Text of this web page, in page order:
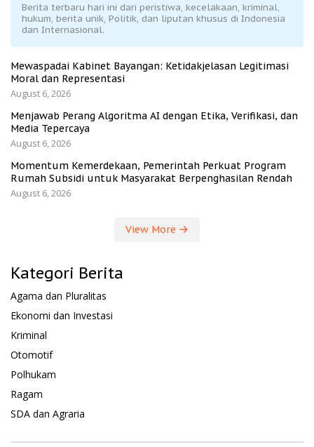
Berita terbaru hari ini dari peristiwa, kecelakaan, kriminal,
hukum, berita unik, Politik, dan liputan khusus di Indonesia
dan Internasional.
Mewaspadai Kabinet Bayangan: Ketidakjelasan Legitimasi
Moral dan Representasi
August 6, 2026
Menjawab Perang Algoritma AI dengan Etika, Verifikasi, dan
Media Tepercaya
August 6, 2026
Momentum Kemerdekaan, Pemerintah Perkuat Program
Rumah Subsidi untuk Masyarakat Berpenghasilan Rendah
August 6, 2026
View More
Kategori Berita
Agama dan Pluralitas
Ekonomi dan Investasi
Kriminal
Otomotif
Polhukam
Ragam
SDA dan Agraria